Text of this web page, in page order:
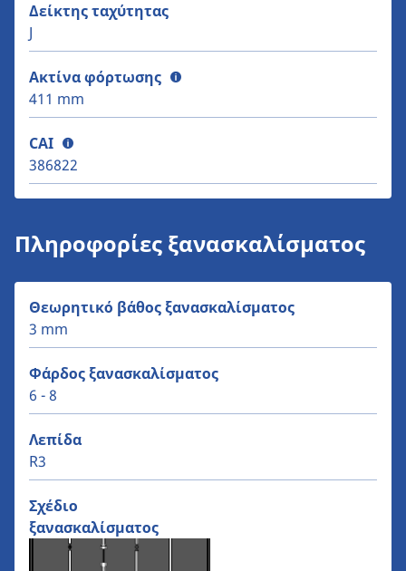
Δείκτης ταχύτητας
J
Ακτίνα φόρτωσης
411 mm
CAI
386822
Πληροφορίες ξανασκαλίσματος
Θεωρητικό βάθος ξανασκαλίσματος
3 mm
Φάρδος ξανασκαλίσματος
6 - 8
Λεπίδα
R3
Σχέδιο
ξανασκαλίσματος